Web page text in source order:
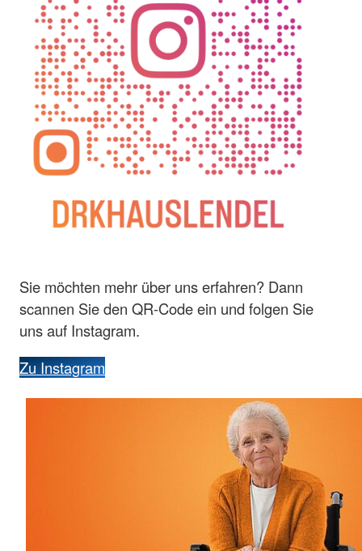
Sie möchten mehr über uns erfahren? Dann
scannen Sie den QR-Code ein und folgen Sie
uns auf Instagram.
Zu Instagram